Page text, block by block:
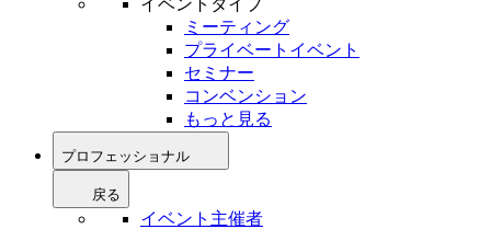
ミーティング
プライベートイベント
セミナー
コンベンション
もっと見る
プロフェッショナル
戻る
イベント主催者